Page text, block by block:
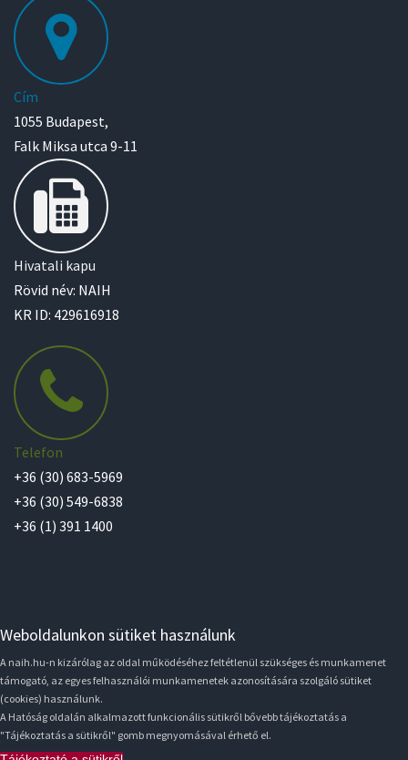
Cím
1055 Budapest,
Falk Miksa utca 9-11
Hivatali kapu
Rövid név: NAIH
KR ID: 429616918
Telefon
+36 (30) 683-5969
+36 (30) 549-6838
+36 (1) 391 1400
Weboldalunkon sütiket használunk
A naih.hu-n kizárólag az oldal működéséhez feltétlenül szükséges és munkamenet
támogató, az egyes felhasználói munkamenetek azonosítására szolgáló sütiket
(cookies) használunk.
A Hatóság oldalán alkalmazott funkcionális sütikről bővebb tájékoztatás a
"Tájékoztatás a sütikről" gomb megnyomásával érhető el.